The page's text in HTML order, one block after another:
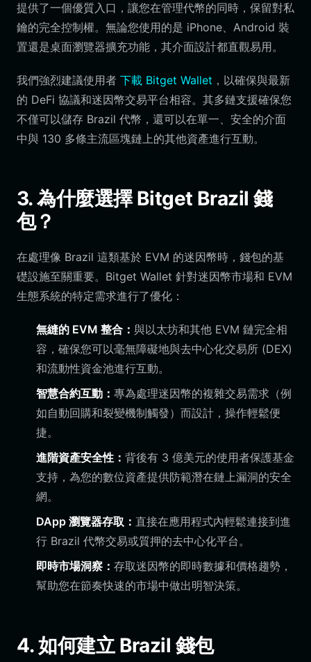
提供了一個優質入口，讓您在管理代幣的同時，保留對私
鑰的完全控制權。無論您使用的是 iPhone、Android 裝
置還是桌面瀏覽器擴充功能，其介面設計都直觀易用。
我們強烈建議使用者 下載 Bitget Wallet ，以確保與最新
的 DeFi 協議和迷因幣交易平台相容。其多鏈支援確保您
不僅可以儲存 Brazil 代幣，還可以在單一、安全的介面
中與 130 多條主流區塊鏈上的其他資產進行互動。
3. 為什麼選擇 Bitget Brazil 錢
包？
在處理像 Brazil 這類基於 EVM 的迷因幣時，錢包的基
礎設施至關重要。Bitget Wallet 針對迷因幣市場和 EVM
生態系統的特定需求進行了優化：
無縫的 EVM 整合： 與以太坊和其他 EVM 鏈完全相
容，確保您可以毫無障礙地與去中心化交易所 (DEX)
和流動性資金池進行互動。
智慧合約互動： 專為處理迷因幣的複雜交易需求（例
如自動回購和裂變機制觸發）而設計，操作輕鬆便
捷。
進階資產安全性： 背後有 3 億美元的使用者保護基金
支持，為您的數位資產提供防範潛在鏈上漏洞的安全
網。
DApp 瀏覽器存取： 直接在應用程式內輕鬆連接到進
行 Brazil 代幣交易或質押的去中心化平台。
即時市場洞察： 存取迷因幣的即時數據和價格趨勢，
幫助您在節奏快速的市場中做出明智決策。
4. 如何建立 Brazil 錢包